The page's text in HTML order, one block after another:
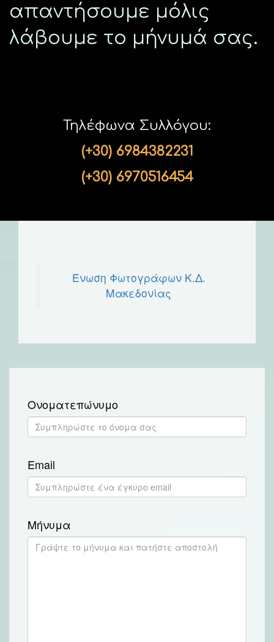
απαντήσουμε μόλις
λάβουμε το μήνυμά σας.
Τηλέφωνα Συλλόγου:
(+30) 6984382231
(+30) 6970516454
Ένωση Φωτογράφων Κ.Δ.
Μακεδονίας
Ονοματεπώνυμο
Email
Μήνυμα